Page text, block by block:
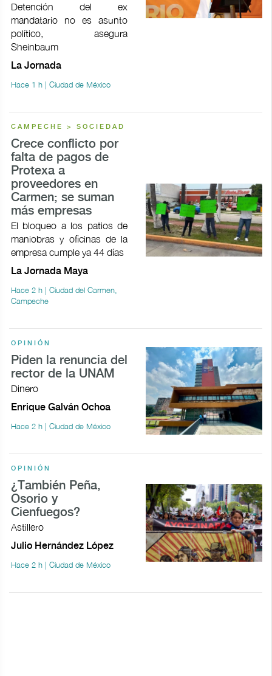
Detención del ex
mandatario no es asunto
político, asegura
Sheinbaum
La Jornada
Hace 1 h | Ciudad de México
CAMPECHE > SOCIEDAD
Crece conflicto por
falta de pagos de
Protexa a
proveedores en
Carmen; se suman
más empresas
El bloqueo a los patios de
maniobras y oficinas de la
empresa cumple ya 44 días
La Jornada Maya
Hace 2 h | Ciudad del Carmen,
Campeche
OPINIÓN
Piden la renuncia del
rector de la UNAM
Dinero
Enrique Galván Ochoa
Hace 2 h | Ciudad de México
OPINIÓN
¿También Peña,
Osorio y
Cienfuegos?
Astillero
Julio Hernández López
Hace 2 h | Ciudad de México